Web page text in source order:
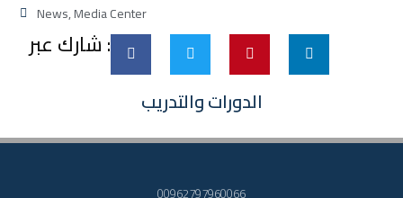
الدورات والتدريب
News,Media Center
شارك عبر :
00962797960066